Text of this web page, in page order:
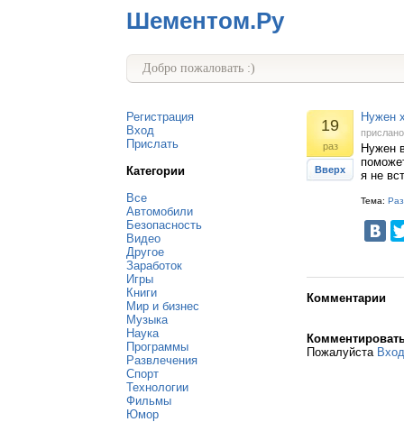
Шементом.Ру
Добро пожаловать :)
Регистрация
Вход
Прислать
Категории
Все
Автомобили
Безопасность
Видео
Другое
Заработок
Игры
Книги
Мир и бизнес
Музыка
Наука
Программы
Развлечения
Спорт
Технологии
Фильмы
Юмор
19
раз
Вверх
Нужен
Нужен
я не
Тема:
Комментарии
Пожалуйста Вход